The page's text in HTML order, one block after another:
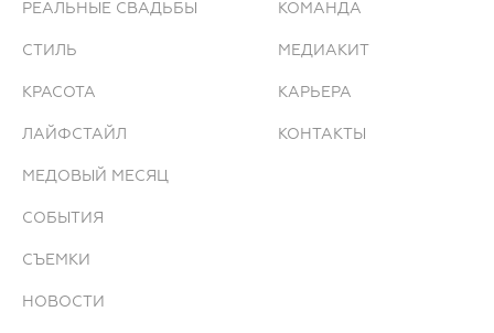
РЕАЛЬНЫЕ СВАДЬБЫ
СТИЛЬ
КРАСОТА
ЛАЙФСТАЙЛ
МЕДОВЫЙ МЕСЯЦ
СОБЫТИЯ
СЪЕМКИ
НОВОСТИ
КОМАНДА
МЕДИАКИТ
КАРЬЕРА
КОНТАКТЫ